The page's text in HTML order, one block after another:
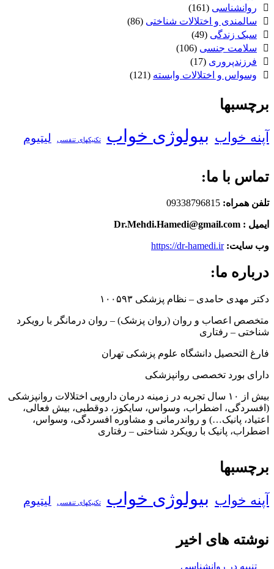
روانشناسی (161)
سالمندی و اختلالات شناختی (86)
سبک زندگی (49)
سلامت جنسی (106)
فرزندپروری (17)
وسواس و اختلالات وابسته (121)
برچسبها
آپنه خواب بیولوژی خواب تکنیکهای تنفسی لیتیوم
تماس با ما:
تلفن همراه: 09338796815
ایمیل : Dr.Mehdi.Hamedi@gmail.com
وب سایت: https://dr-hamedi.ir
درباره ما:
دکتر مهدی حامدی – نظام پزشکی ۱۰۰۵۹۳
متخصص اعصاب و روان (روان پزشک) – روان درمانگر با رویکرد
شناختی – رفتاری
فارغ التحصیل دانشگاه علوم پزشکی تهران
دارای بورد تخصصی روانپزشکی
بیش از ۱۰ سال تجربه در زمینه درمان دارویی اختلالات روانپزشکی
(افسردگی، اضطراب، وسواس، سایکوز، دوقطبی، بیش فعالی،
اعتیاد، پانیک…) و رواندرمانی و مشاوره افسردگی، وسواس،
اضطراب، پانیک با رویکرد شناختی – رفتاری
برچسبها
آپنه خواب بیولوژی خواب تکنیکهای تنفسی لیتیوم
نوشته های اخیر
تنبیه در روانشناسی